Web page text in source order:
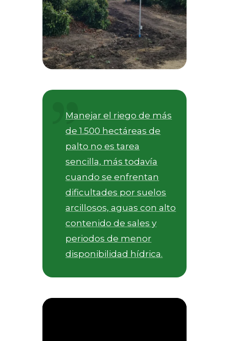
Manejar el riego de más
de 1.500 hectáreas de
palto no es tarea
sencilla, más todavía
cuando se enfrentan
dificultades por suelos
arcillosos, aguas con alto
contenido de sales y
periodos de menor
disponibilidad hídrica.